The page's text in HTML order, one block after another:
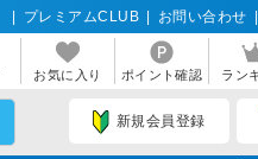
プレミアムCLUB お問い合わせ
お気に入り ポイント確認 ラン
新規会員登録